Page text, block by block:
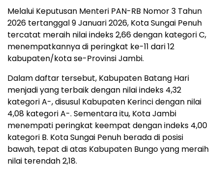
Melalui Keputusan Menteri PAN-RB Nomor 3 Tahun
2026 tertanggal 9 Januari 2026, Kota Sungai Penuh
tercatat meraih nilai indeks 2,66 dengan kategori C,
menempatkannya di peringkat ke-11 dari 12
kabupaten/kota se-Provinsi Jambi.
Dalam daftar tersebut, Kabupaten Batang Hari
menjadi yang terbaik dengan nilai indeks 4,32
kategori A-, disusul Kabupaten Kerinci dengan nilai
4,08 kategori A-. Sementara itu, Kota Jambi
menempati peringkat keempat dengan indeks 4,00
kategori B. Kota Sungai Penuh berada di posisi
bawah, tepat di atas Kabupaten Bungo yang meraih
nilai terendah 2,18.